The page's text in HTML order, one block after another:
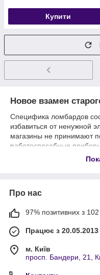
Купити
Новое взамен
Специфика ломбардов
избавиться от ненужной
магазины не принимают
работоспособные
силу сложившихся
Преимущества
Низкая цена на
Великий вибір
Заявлені чесні
Про нас
97% позитивних з 102
Працює з 20.05.2013
м. Київ
просп. Бандери, 21,